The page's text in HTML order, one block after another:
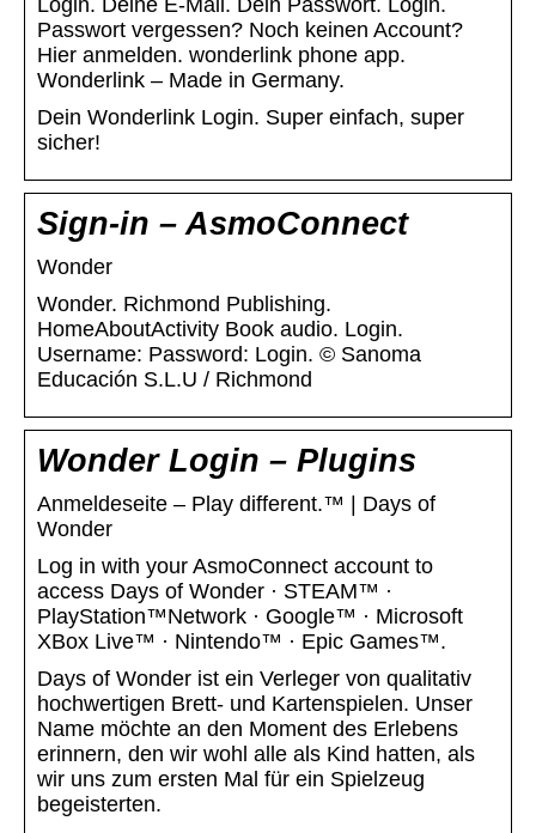
Login. Deine E-Mail. Dein Passwort. Login.
Passwort vergessen? Noch keinen Account?
Hier anmelden. wonderlink phone app.
Wonderlink – Made in Germany.
Dein Wonderlink Login. Super einfach, super
sicher!
Sign-in – AsmoConnect
Wonder
Wonder. Richmond Publishing.
HomeAboutActivity Book audio. Login.
Username: Password: Login. © Sanoma
Educación S.L.U / Richmond
Wonder Login – Plugins
Anmeldeseite – Play different.™ | Days of
Wonder
Log in with your AsmoConnect account to
access Days of Wonder · STEAM™ ·
PlayStation™Network · Google™ · Microsoft
XBox Live™ · Nintendo™ · Epic Games™.
Days of Wonder ist ein Verleger von qualitativ
hochwertigen Brett- und Kartenspielen. Unser
Name möchte an den Moment des Erlebens
erinnern, den wir wohl alle als Kind hatten, als
wir uns zum ersten Mal für ein Spielzeug
begeisterten.